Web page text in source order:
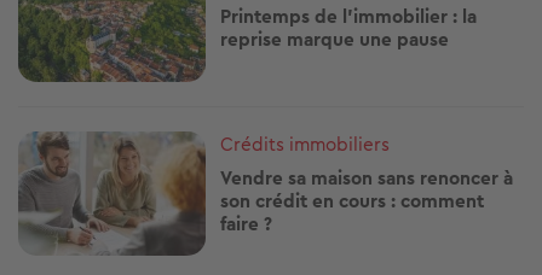
Printemps de l’immobilier : la
reprise marque une pause
Image
Crédits immobiliers
Vendre sa maison sans renoncer à
son crédit en cours : comment
faire ?